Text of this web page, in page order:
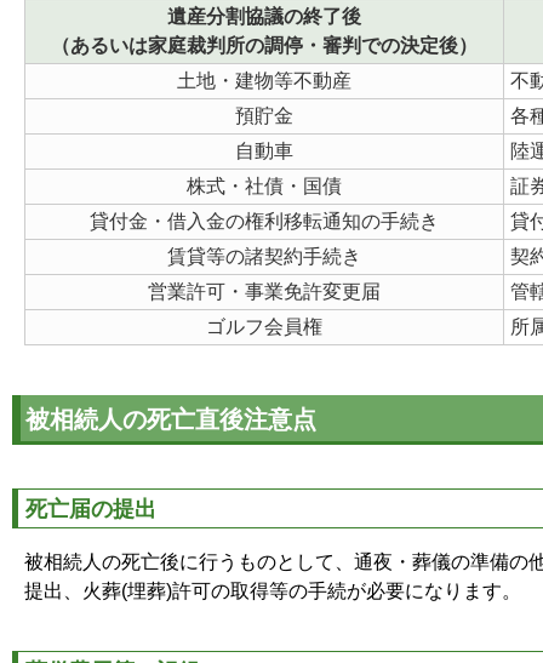
遺産分割協議の終了後
（あるいは家庭裁判所の調停・審判での決定後）
土地・建物等不動産
不
預貯金
各
自動車
陸
株式・社債・国債
証
貸付金・借入金の権利移転通知の手続き
貸
賃貸等の諸契約手続き
契
営業許可・事業免許変更届
管
ゴルフ会員権
所
被相続人の死亡直後注意点
死亡届の提出
被相続人の死亡後に行うものとして、通夜・葬儀の準備の
提出、火葬(埋葬)許可の取得等の手続が必要になります。